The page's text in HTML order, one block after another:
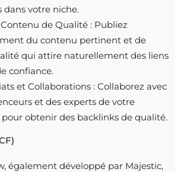
dans votre niche.
de Qualité : Publiez
du contenu pertinent et de
qui attire naturellement des liens
confiance.
et Collaborations : Collaborez avec
et des experts de votre
obtenir des backlinks de qualité.
également développé par Majestic,